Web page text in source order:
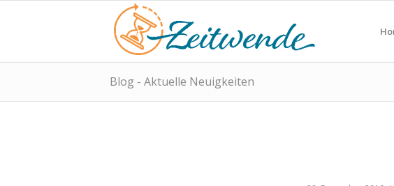
Blog - Aktuelle Neuigkeiten